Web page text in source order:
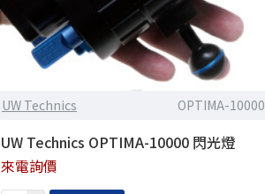
UW Technics OPTIMA-10000
UW Technics OPTIMA-10000 閃光燈
來電詢價